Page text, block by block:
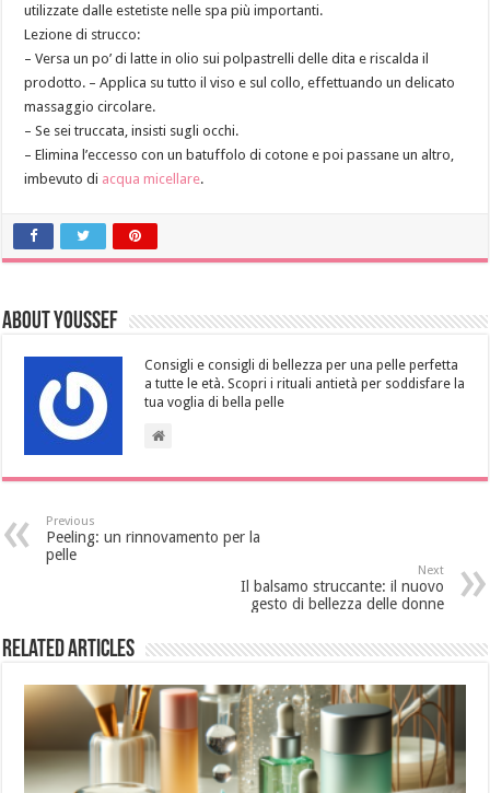
utilizzate dalle estetiste nelle spa più importanti.
Lezione di strucco:
– Versa un po’ di latte in olio sui polpastrelli delle dita e riscalda il
prodotto. – Applica su tutto il viso e sul collo, effettuando un delicato
massaggio circolare.
– Se sei truccata, insisti sugli occhi.
– Elimina l’eccesso con un batuffolo di cotone e poi passane un altro,
imbevuto di acqua micellare.
About Youssef
Consigli e consigli di bellezza per una pelle perfetta
a tutte le età. Scopri i rituali antietà per soddisfare la
tua voglia di bella pelle
Previous
Peeling: un rinnovamento per la
pelle
Next
Il balsamo struccante: il nuovo
gesto di bellezza delle donne
Related Articles